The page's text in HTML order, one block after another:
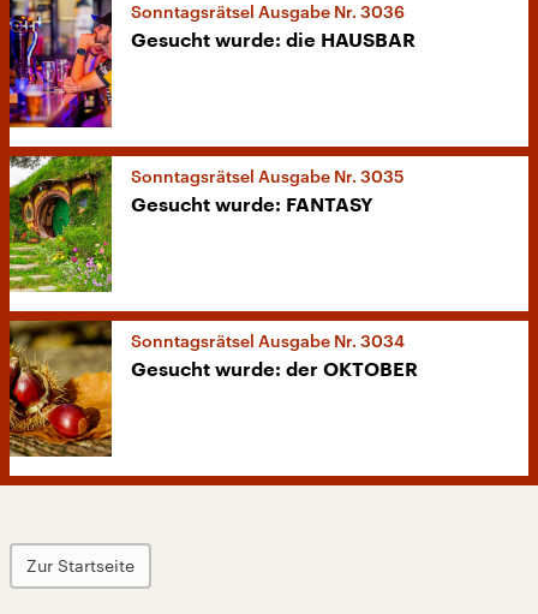
Sonntagsrätsel Ausgabe Nr. 3036
Gesucht wurde: die HAUSBAR
Sonntagsrätsel Ausgabe Nr. 3035
Gesucht wurde: FANTASY
Sonntagsrätsel Ausgabe Nr. 3034
Gesucht wurde: der OKTOBER
Zur Startseite